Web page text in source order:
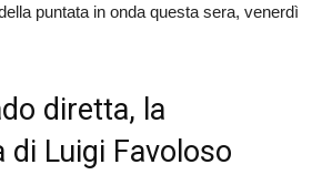
puntata in onda questa sera, venerdì
diretta, la
di Luigi Favoloso